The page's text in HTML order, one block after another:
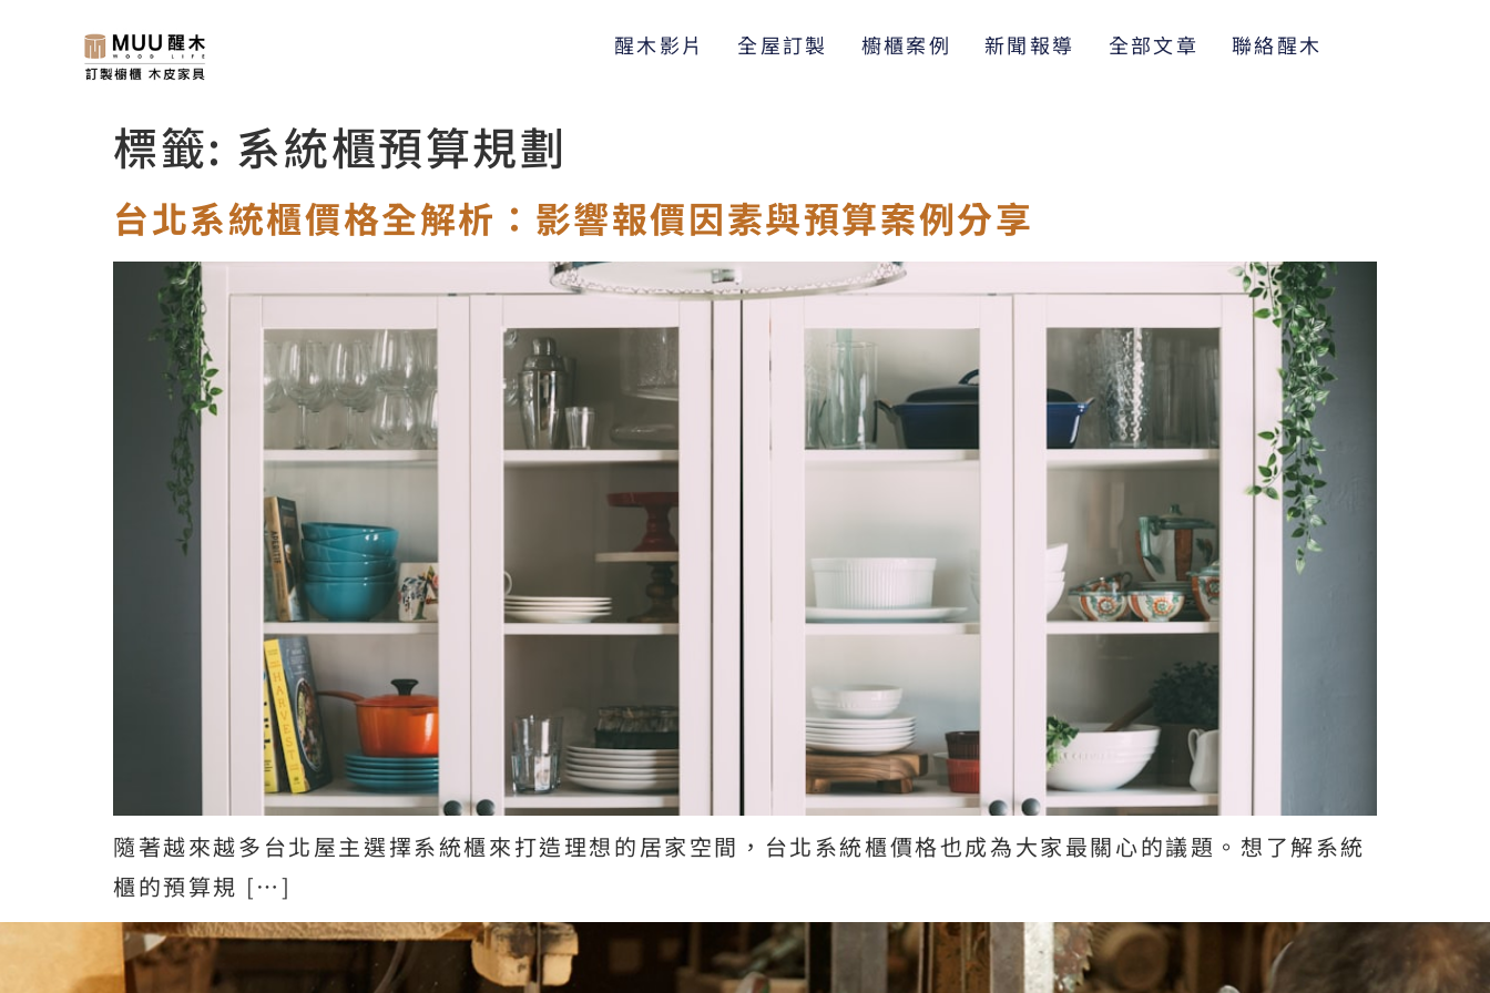
醒木影片 全屋訂製 櫥櫃案例 新聞報導 全部文章 聯絡醒木
標籤: 系統櫃預算規劃
台北系統櫃價格全解析：影響報價因素與預算案例分享
隨著越來越多台北屋主選擇系統櫃來打造理想的居家空間，台北系統櫃價格也成為大家最關心的議題。想了解系統
櫃的預算規 […]